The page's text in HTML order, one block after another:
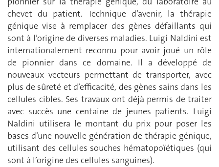
chevet du patient. Technique d’avenir, la thérapie
génique vise à remplacer des gènes défaillants qui
sont à l’origine de diverses maladies. Luigi Naldini est
internationalement reconnu pour avoir joué un rôle
de pionnier dans ce domaine. Il a développé de
nouveaux vecteurs permettant de transporter, avec
plus de sûreté et d’efficacité, des gènes sains dans les
cellules cibles. Ses travaux ont déjà permis de traiter
avec succès une centaine de jeunes patients. Luigi
Naldini utilisera le montant du prix pour poser les
bases d’une nouvelle génération de thérapie génique,
utilisant des cellules souches hématopoïétiques (qui
sont à l’origine des cellules sanguines).